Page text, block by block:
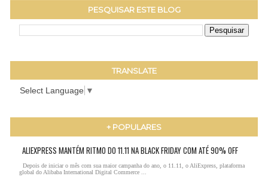
PESQUISAR ESTE BLOG
TRANSLATE
Select Language ▼
+ POPULARES
ALIEXPRESS MANTÉM RITMO DO 11.11 NA BLACK FRIDAY COM ATÉ 90% OFF
Depois de iniciar o mês com sua maior campanha do ano, o 11.11, o AliExpress, plataforma
global do Alibaba International Digital Commerce ...